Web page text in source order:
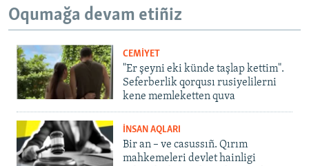
Oqumağa devam etiñiz
CEMİYET
"Er şeyni eki künde taşlap kettim".
Seferberlik qorqusı rusiyelilerni
kene memleketten quva
İNSAN AQLARI
Bir an – ve casussıñ. Qırım
mahkemeleri devlet hainligi